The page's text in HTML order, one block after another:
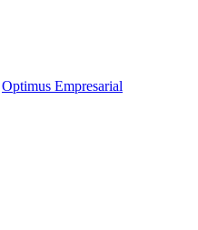
Optimus Empresarial